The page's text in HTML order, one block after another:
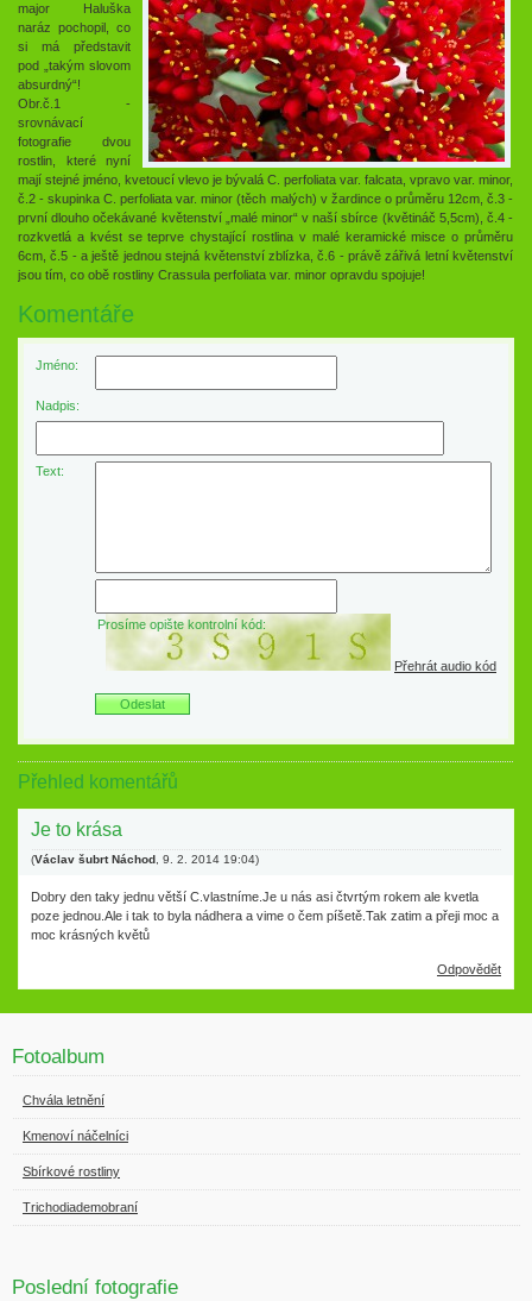
major Haluška
naráz pochopil, co
si má představit
pod „takým slovom
absurdný“!
Obr.č.1 -
srovnávací
fotografie dvou
rostlin, které nyní
mají stejné jméno, kvetoucí vlevo je bývalá C. perfoliata var. falcata, vpravo var. minor,
č.2 - skupinka C. perfoliata var. minor (těch malých) v žardince o průměru 12cm, č.3 -
první dlouho očekávané květenství „malé minor“ v naší sbírce (květináč 5,5cm), č.4 -
rozkvetlá a kvést se teprve chystající rostlina v malé keramické misce o průměru
6cm, č.5 - a ještě jednou stejná květenství zblízka, č.6 - právě zářivá letní květenství
jsou tím, co obě rostliny Crassula perfoliata var. minor opravdu spojuje!
Komentáře
Jméno:
Nadpis:
Text:
Prosíme opište kontrolní kód:
Přehrát audio kód
Přehled komentářů
Je to krása
(Václav šubrt Náchod 9. 2. 2014 19:04)
Dobry den taky jednu větší C.vlastníme.Je u nás asi čtvrtým rokem ale kvetla
poze jednou.Ale i tak to byla nádhera a vime o čem píšetě.Tak zatim a přeji moc a
moc krásných květů
Odpovědět
Fotoalbum
Chvála letnění
Kmenoví náčelníci
Sbírkové rostliny
Trichodiademobraní
Poslední fotografie